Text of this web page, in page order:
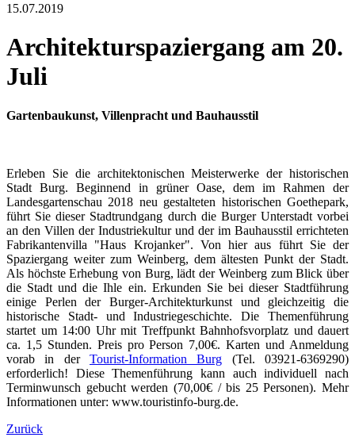
15.07.2019
Architekturspaziergang am 20.
Juli
Gartenbaukunst, Villenpracht und Bauhausstil
Erleben Sie die architektonischen Meisterwerke der historischen
Stadt Burg. Beginnend in grüner Oase, dem im Rahmen der
Landesgartenschau 2018 neu gestalteten historischen Goethepark,
führt Sie dieser Stadtrundgang durch die Burger Unterstadt vorbei
an den Villen der Industriekultur und der im Bauhausstil errichteten
Fabrikantenvilla "Haus Krojanker". Von hier aus führt Sie der
Spaziergang weiter zum Weinberg, dem ältesten Punkt der Stadt.
Als höchste Erhebung von Burg, lädt der Weinberg zum Blick über
die Stadt und die Ihle ein. Erkunden Sie bei dieser Stadtführung
einige Perlen der Burger-Architekturkunst und gleichzeitig die
historische Stadt- und Industriegeschichte. Die Themenführung
startet um 14:00 Uhr mit Treffpunkt Bahnhofsvorplatz und dauert
ca. 1,5 Stunden. Preis pro Person 7,00€. Karten und Anmeldung
vorab in der Tourist-Information Burg (Tel. 03921-6369290)
erforderlich! Diese Themenführung kann auch individuell nach
Terminwunsch gebucht werden (70,00€ / bis 25 Personen). Mehr
Informationen unter: www.touristinfo-burg.de.
Zurück